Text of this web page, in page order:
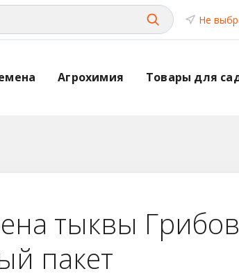
Не
Агрохимия Товары для
тыквы
пакет